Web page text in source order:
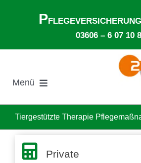
P
03606 – 6 07 10
Menü
Suche
nach:
Tiergestützte Therapie
Private